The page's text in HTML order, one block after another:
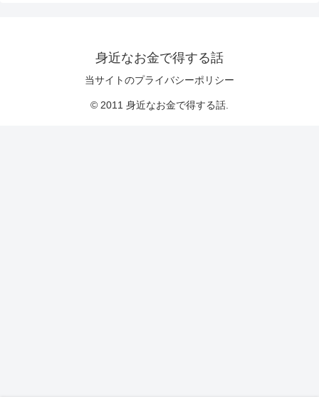
身近なお金で得する話
当サイトのプライバシーポリシー
© 2011 身近なお金で得する話.